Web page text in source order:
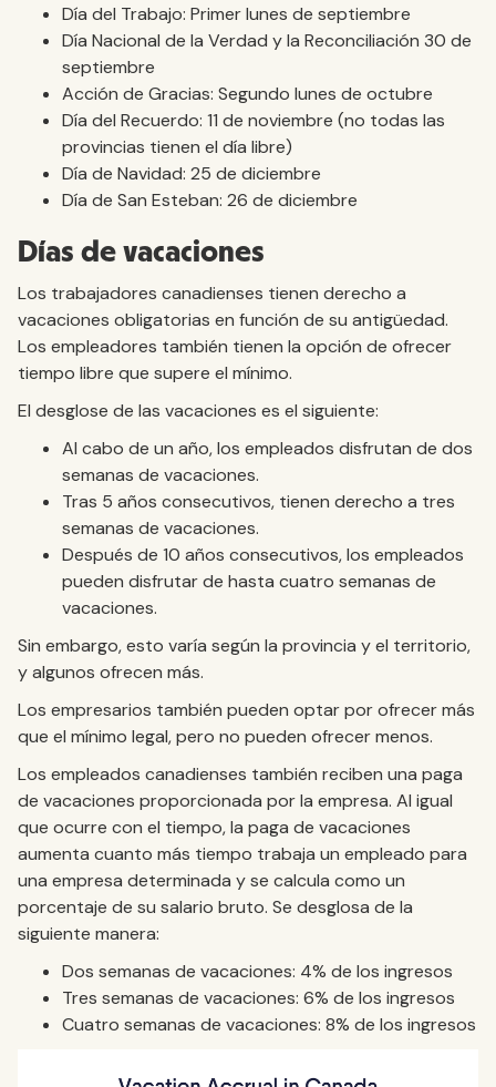
Día del Trabajo: Primer lunes de septiembre
Día Nacional de la Verdad y la Reconciliación 30 de
septiembre
Acción de Gracias: Segundo lunes de octubre
Día del Recuerdo: 11 de noviembre (no todas las
provincias tienen el día libre)
Día de Navidad: 25 de diciembre
Día de San Esteban: 26 de diciembre
Días de vacaciones
Los trabajadores canadienses tienen derecho a
vacaciones obligatorias en función de su antigüedad.
Los empleadores también tienen la opción de ofrecer
tiempo libre que supere el mínimo.
El desglose de las vacaciones es el siguiente:
Al cabo de un año, los empleados disfrutan de dos
semanas de vacaciones.
Tras 5 años consecutivos, tienen derecho a tres
semanas de vacaciones.
Después de 10 años consecutivos, los empleados
pueden disfrutar de hasta cuatro semanas de
vacaciones.
Sin embargo, esto varía según la provincia y el territorio,
y algunos ofrecen más.
Los empresarios también pueden optar por ofrecer más
que el mínimo legal, pero no pueden ofrecer menos.
Los empleados canadienses también reciben una paga
de vacaciones proporcionada por la empresa. Al igual
que ocurre con el tiempo, la paga de vacaciones
aumenta cuanto más tiempo trabaja un empleado para
una empresa determinada y se calcula como un
porcentaje de su salario bruto. Se desglosa de la
siguiente manera:
Dos semanas de vacaciones: 4% de los ingresos
Tres semanas de vacaciones: 6% de los ingresos
Cuatro semanas de vacaciones: 8% de los ingresos